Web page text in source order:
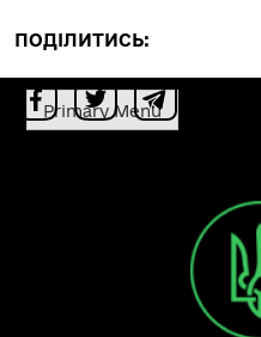
ПОДІЛИТИСЬ:
Primary Menu